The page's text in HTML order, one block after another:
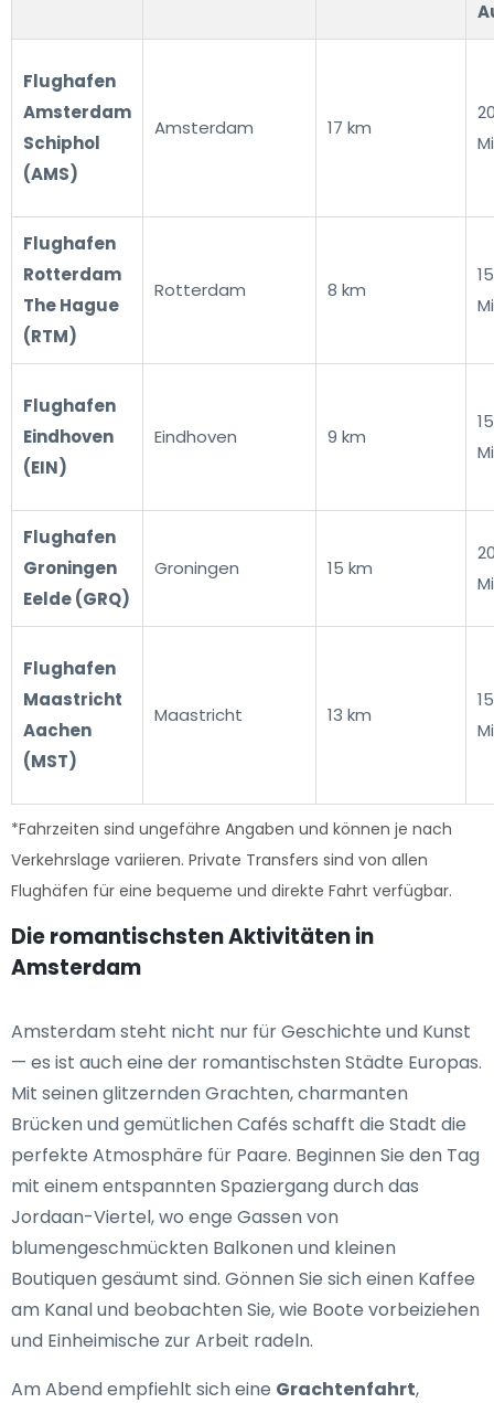
Flughafen
Amsterdam
Schiphol
(AMS)
Amsterdam 17 km
Flughafen
Rotterdam
The Hague
(RTM)
Rotterdam 8 km
Flughafen
Eindhoven
(EIN)
Eindhoven 9 km
15
Flughafen
Groningen
Eelde (GRQ)
Groningen 15 km
Flughafen
Maastricht
Aachen
(MST)
Maastricht 13 km
*Fahrzeiten sind ungefähre Angaben und können je nach
Verkehrslage variieren. Private Transfers sind von allen
Flughäfen für eine bequeme und direkte Fahrt verfügbar.
Die romantischsten Aktivitäten in
Amsterdam
Amsterdam steht nicht nur für Geschichte und Kunst
— es ist auch eine der romantischsten Städte Europas.
Mit seinen glitzernden Grachten, charmanten
Brücken und gemütlichen Cafés schafft die Stadt die
perfekte Atmosphäre für Paare. Beginnen Sie den Tag
mit einem entspannten Spaziergang durch das
Jordaan-Viertel, wo enge Gassen von
blumengeschmückten Balkonen und kleinen
Boutiquen gesäumt sind. Gönnen Sie sich einen Kaffee
am Kanal und beobachten Sie, wie Boote vorbeiziehen
und Einheimische zur Arbeit radeln.
Am Abend empfiehlt sich eine Grachtenfahrt,